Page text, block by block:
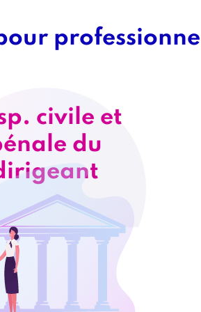
Titre
Titre
intro
civile et
du